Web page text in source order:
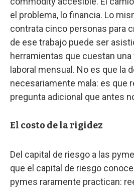
el problema, lo financia. Lo
contrata cinco personas para
de ese trabajo puede ser
herramientas que cuestan
laboral mensual. No es que la
necesariamente mala: es que
pregunta adicional que antes
El costo de la rigidez
Del capital de riesgo a las
que el capital de riesgo
pymes raramente practican: